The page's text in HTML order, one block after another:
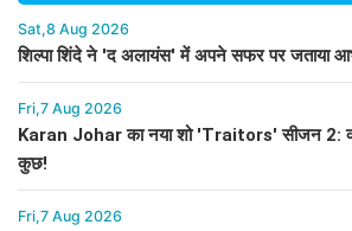
Sat,8 Aug 2026
शिल्पा शिंदे ने 'द अलायंस' में अपने सफर पर जताया
Fri,7 Aug 2026
Karan Johar का नया शो 'Traitors' सीजन 2:
कुछ!
Fri,7 Aug 2026